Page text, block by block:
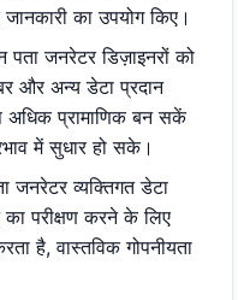
का उपयोग किए।
पता जनरेटर डिज़ाइनरों को
और अन्य डेटा प्रदान
अधिक प्रामाणिक बन सकें
में सुधार हो सके।
जनरेटर व्यक्तिगत डेटा
का परीक्षण करने के लिए
है, वास्तविक गोपनीयता